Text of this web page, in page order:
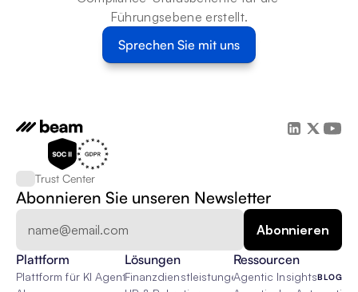
Führungsebene erstellt.
Sprechen Sie mit uns
Trust Center
Abonnieren Sie unseren Newsletter
Plattform
Plattform für KI Agenten
Lösungen
Finanzdienstleistungen
Ressourcen
Agentic InsightsBLOG